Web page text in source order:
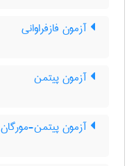
آزمون فازفراوانی
آزمون پیتمن
آزمون پیتمن-مورگان